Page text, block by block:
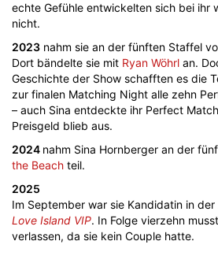
echte Gefühle entwickelten sich bei ihr
nicht.
2023 nahm sie an der fünften Staffel
Dort bändelte sie mit Ryan Wöhrl an.
Geschichte der Show schafften es die
zur finalen Matching Night alle zehn
– auch Sina entdeckte ihr Perfect
Preisgeld blieb aus.
2024 nahm Sina Hornberger an der
the Beach teil.
2025
Im September war sie Kandidatin in
Love Island VIP. In Folge vierzehn
verlassen, da sie kein Couple hatte.